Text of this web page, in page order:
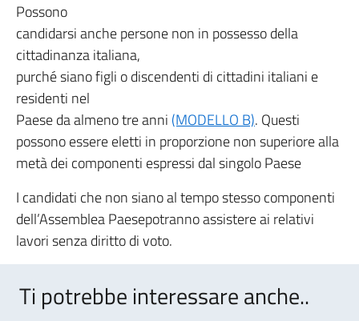
Possono
candidarsi anche persone non in possesso della
cittadinanza italiana,
purché siano figli o discendenti di cittadini italiani e
residenti nel
Paese da almeno tre anni (MODELLO B). Questi
possono essere eletti in proporzione non superiore alla
metà dei componenti espressi dal singolo Paese
I candidati che non siano al tempo stesso componenti
dell’Assemblea Paesepotranno assistere ai relativi
lavori senza diritto di voto.
Ti potrebbe interessare anche..